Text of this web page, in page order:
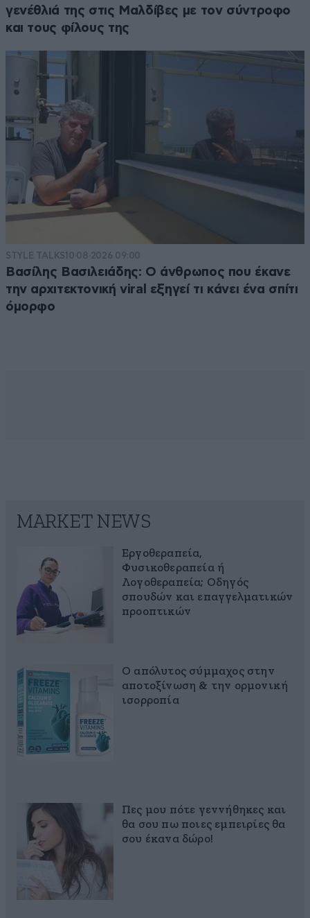
γενέθλιά της στις Μαλδίβες με τον σύντροφο
και τους φίλους της
STYLE TALKS10·08·2026 09:00
Βασίλης Βασιλειάδης: Ο άνθρωπος που έκανε
την αρχιτεκτονική viral εξηγεί τι κάνει ένα σπίτι
όμορφο
MARKET NEWS
Εργοθεραπεία,
Φυσικοθεραπεία ή
Λογοθεραπεία; Οδηγός
σπουδών και επαγγελματικών
προοπτικών
Ο απόλυτος σύμμαχος στην
αποτοξίνωση & την ορμονική
ισορροπία
Πες μου πότε γεννήθηκες και
θα σου πω ποιες εμπειρίες θα
σου έκανα δώρο!